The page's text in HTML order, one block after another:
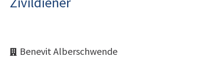
Benevit Alberschwende